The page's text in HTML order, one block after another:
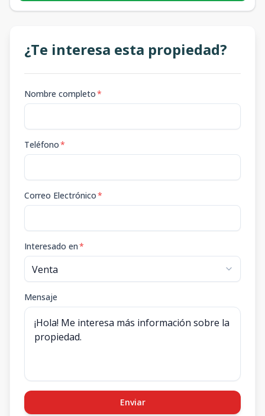
¿Te interesa esta propiedad?
Nombre completo*
Teléfono*
Correo Electrónico*
Interesado en*
Mensaje
Enviar